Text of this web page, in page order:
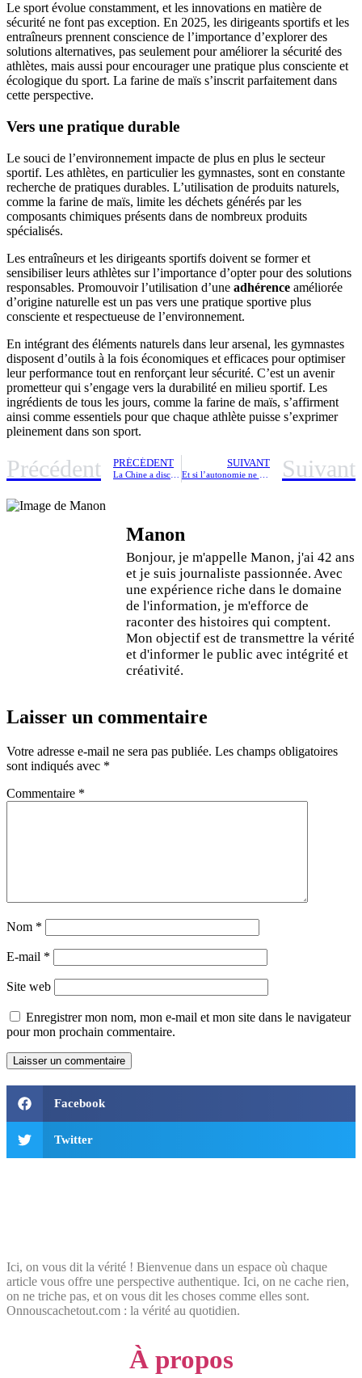
Le sport évolue constamment, et les innovations en matière de
sécurité ne font pas exception. En 2025, les dirigeants sportifs et les
entraîneurs prennent conscience de l’importance d’explorer des
solutions alternatives, pas seulement pour améliorer la sécurité des
athlètes, mais aussi pour encourager une pratique plus consciente et
écologique du sport. La farine de maïs s’inscrit parfaitement dans
cette perspective.
Vers une pratique durable
Le souci de l’environnement impacte de plus en plus le secteur
sportif. Les athlètes, en particulier les gymnastes, sont en constante
recherche de pratiques durables. L’utilisation de produits naturels,
comme la farine de maïs, limite les déchets générés par les
composants chimiques présents dans de nombreux produits
spécialisés.
Les entraîneurs et les dirigeants sportifs doivent se former et
sensibiliser leurs athlètes sur l’importance d’opter pour des solutions
responsables. Promouvoir l’utilisation d’une adhérence améliorée
d’origine naturelle est un pas vers une pratique sportive plus
consciente et respectueuse de l’environnement.
En intégrant des éléments naturels dans leur arsenal, les gymnastes
disposent d’outils à la fois économiques et efficaces pour optimiser
leur performance tout en renforçant leur sécurité. C’est un avenir
prometteur qui s’engage vers la durabilité en milieu sportif. Les
ingrédients de tous les jours, comme la farine de maïs, s’affirment
ainsi comme essentiels pour que chaque athlète puisse s’exprimer
pleinement dans son sport.
Précédent PRÉCÉDENT SUIVANT Suivant
Manon
Bonjour, je m'appelle Manon, j'ai 42 ans
et je suis journaliste passionnée. Avec
une expérience riche dans le domaine
de l'information, je m'efforce de
raconter des histoires qui comptent.
Mon objectif est de transmettre la vérité
et d'informer le public avec intégrité et
créativité.
Laisser un commentaire
Votre adresse e-mail ne sera pas publiée. Les champs obligatoires
sont indiqués avec *
Commentaire *
Nom *
E-mail *
Site web
Enregistrer mon nom, mon e-mail et mon site dans le navigateur
pour mon prochain commentaire.
Facebook
Twitter
Ici, on vous dit la vérité ! Bienvenue dans un espace où chaque
article vous offre une perspective authentique. Ici, on ne cache rien,
on ne triche pas, et on vous dit les choses comme elles sont.
Onnouscachetout.com : la vérité au quotidien.
À propos